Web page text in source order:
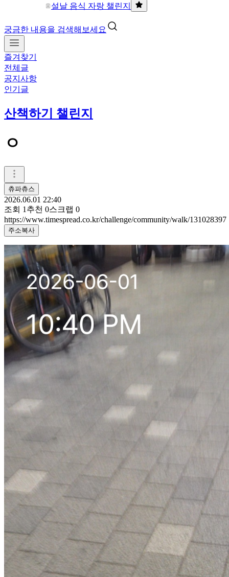
설날 음식 자랑 챌린지
궁금한 내용을 검색해보세요
즐겨찾기
전체글
공지사항
인기글
산책하기 챌린지
ㅇ
츄파츄스
2026.06.01 22:40
조회 1 추천 0스크랩 0
https://www.timespread.co.kr/challenge/community/walk/131028397
주소복사